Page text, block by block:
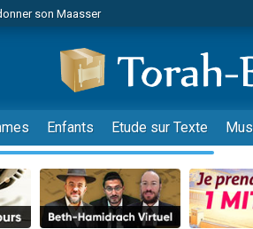
son Maasser
viennent de faire un don pour Diane, 80 ans,
de nous rejoindre sur WhatsApp
de demander une bénédiction
dans Torah-Box Music
viennent de faire un don pour Sauvez la jambe
pour étudier en groupe sur Zoom
Enfants Etude sur Texte